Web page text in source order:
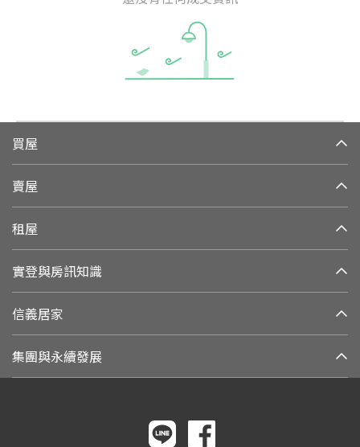
買屋
賣屋
租屋
實登與房訊知識
信義居家
集團與永續發展